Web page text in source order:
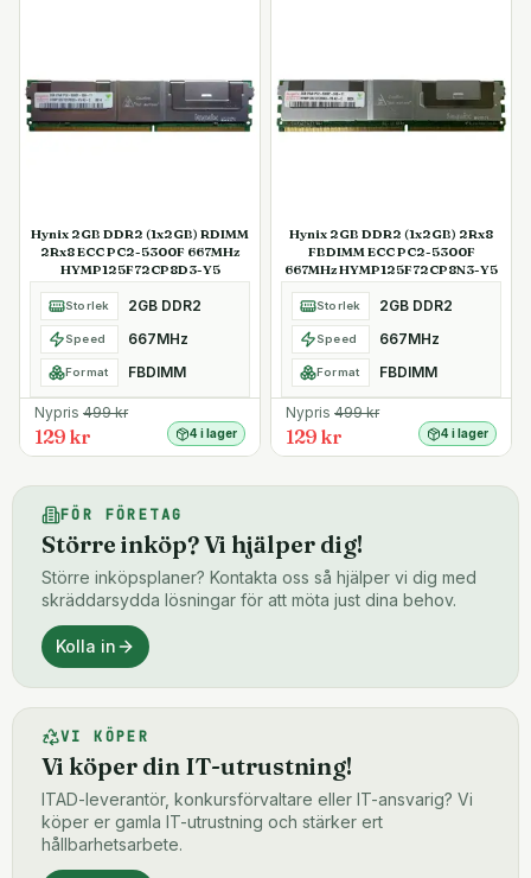
Hynix 2GB DDR2 (1x2GB) RDIMM
2Rx8 ECC PC2-5300F 667MHz
HYMP125F72CP8D3-Y5
Storlek 2GB DDR2
Speed 667MHz
Format FBDIMM
Nypris 499kr
129 kr 4 i lager
Hynix 2GB DDR2 (1x2GB) 2Rx8
FBDIMM ECC PC2-5300F
667MHz HYMP125F72CP8N3-Y5
Storlek 2GB DDR2
Speed 667MHz
Format FBDIMM
Nypris 499kr
129 kr 4 i lager
FÖR FÖRETAG
Större inköp? Vi hjälper dig!
Större inköpsplaner? Kontakta oss så hjälper vi dig med
skräddarsydda lösningar för att möta just dina behov.
Kolla in
VI KÖPER
Vi köper din IT-utrustning!
ITAD-leverantör, konkursförvaltare eller IT-ansvarig? Vi
köper er gamla IT-utrustning och stärker ert
hållbarhetsarbete.